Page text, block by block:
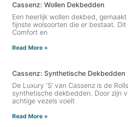
Cassenz: Wollen Dekbedden
Een heerlijk wollen dekbed,
fijnste wolsoorten die er bestaat. Dit
Comfort en
Read More »
Cassenz: Synthetische Dekbedden
De Luxury ‘S’ van Cassenz is de
synthetische dekbedden. Door zijn
achtige vezels voelt
Read More »